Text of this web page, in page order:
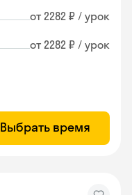
от 2282 ₽ / урок
от 2282 ₽ / урок
Выбрать время